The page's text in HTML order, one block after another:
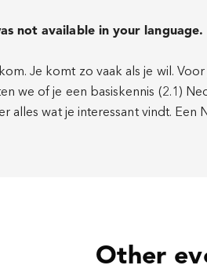
not available in your language.
Je komt zo vaak als je wil.
we of je een basiskennis (2.1)
alles wat je interessant vindt.
Other